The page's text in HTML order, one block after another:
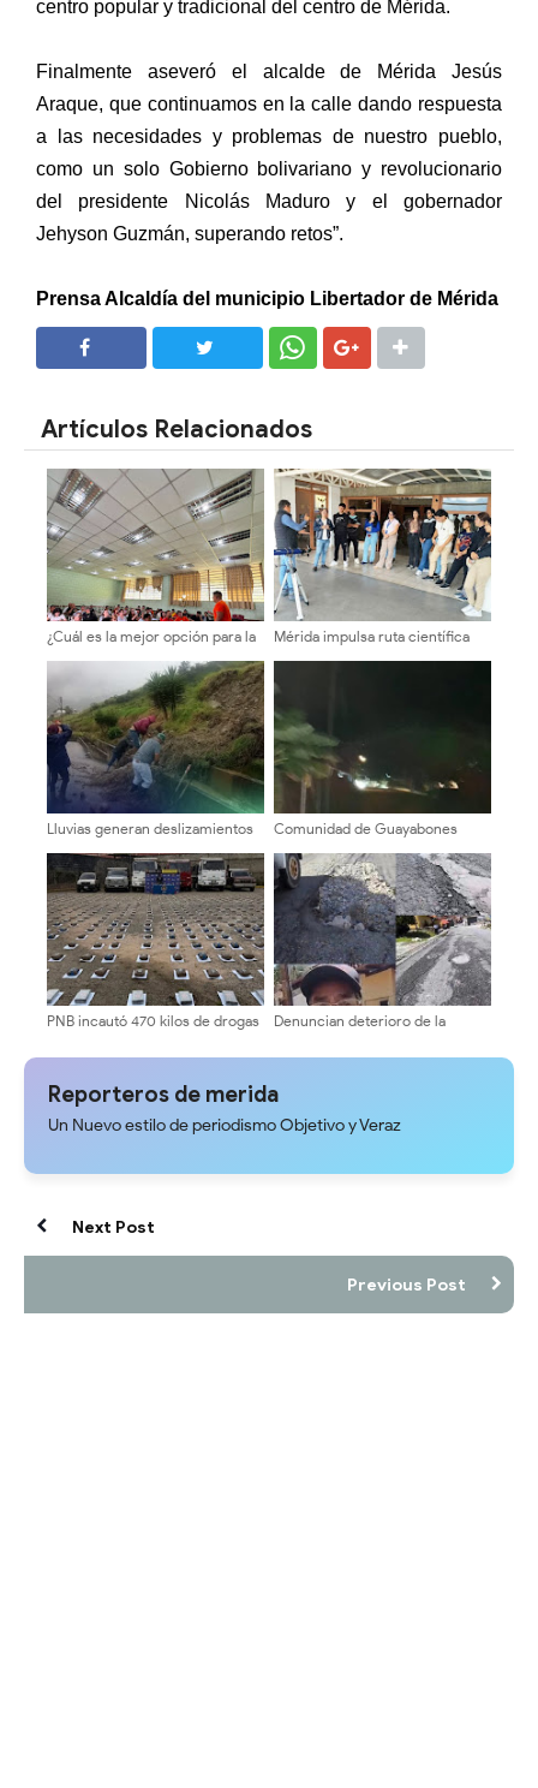
centro popular y tradicional del centro de Mérida.
Finalmente aseveró el alcalde de Mérida Jesús
Araque, que continuamos en la calle dando respuesta
a las necesidades y problemas de nuestro pueblo,
como un solo Gobierno bolivariano y revolucionario
del presidente Nicolás Maduro y el gobernador
Jehyson Guzmán, superando retos”.
Prensa Alcaldía del municipio Libertador de Mérida
Artículos Relacionados
¿Cuál es la mejor opción para la
consultas con candidatos a la
dirección universitaria.
Mérida impulsa ruta científica
Lluvias generan deslizamientos
Quintero
Comunidad de Guayabones
respuestas a la alcaldía
PNB incautó 470 kilos de drogas
Denuncian deterioro de la
tras trabajos de tuberías de
Reporteros de merida
Un Nuevo estilo de periodismo Objetivo y Veraz
Next Post
Previous Post